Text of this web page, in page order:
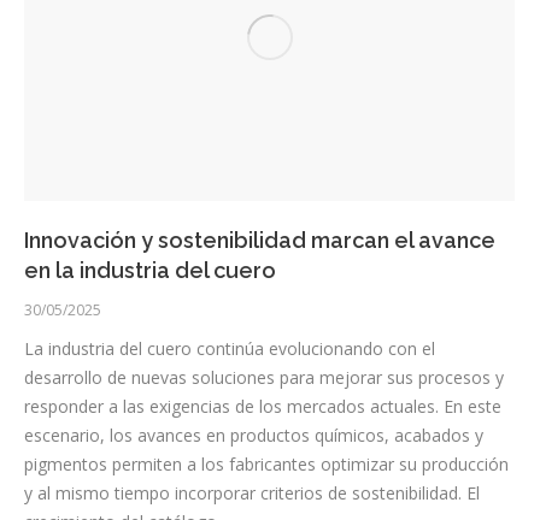
Innovación y sostenibilidad marcan el avance
en la industria del cuero
30/05/2025
La industria del cuero continúa evolucionando con el
desarrollo de nuevas soluciones para mejorar sus procesos y
responder a las exigencias de los mercados actuales. En este
escenario, los avances en productos químicos, acabados y
pigmentos permiten a los fabricantes optimizar su producción
y al mismo tiempo incorporar criterios de sostenibilidad. El